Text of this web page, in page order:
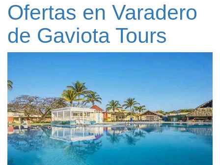
Ofertas en Varadero
de Gaviota Tours